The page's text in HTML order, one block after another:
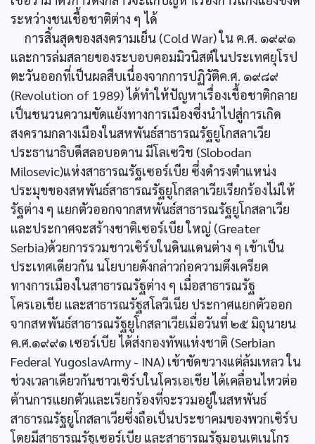
ระหว่างชนเชื้อชาติต่าง ๆ ได้
การสิ้นสุดของสงครามเย็น (Cold War) ใน ค.ศ. ๑๙๙๑
และการล่มสลายของระบอบคอมมิวนิสต์ในประเทศยุโรป
ตะวันออกที่เป็นผลสืบเนื่องจากการปฏิวัติค.ศ. ๑๙๘๙
(Revolution of 1989) ได้ทำให้ปัญหาเรื่องเชื้อชาติกลาย
เป็นชนวนความขัดแย้งทางการเมืองซึ่งนำไปสู่การเกิด
สงครามกลางเมืองในสหพันธ์สาธารณรัฐยูโกสลาเวีย
ประธานาธิบดีสลอบอดาน มีโลเซวิช (Slobodan
Milosevic)แห่งสาธารณรัฐเซอร์เบีย ซึ่งดำรงตำแหน่ง
ประมุขของสหพันธ์สาธารณรัฐยูโกสลาเวียเรียกร้องไม่ให้
รัฐต่าง ๆ แยกตัวออกจากสหพันธ์สาธารณรัฐยูโกสลาเวีย
และประกาศจะสร้างชาติเซอร์เบีย ใหญ่ (Greater
Serbia)ด้วยการรวมชาวเซิร์บในดินแดนต่าง ๆ เข้าเป็น
ประเทศเดียวกัน นโยบายดังกล่าวก่อความตึงเครียด
ทางการเมืองในสาธารณรัฐต่าง ๆ เมื่อสาธารณรัฐ
โครเอเชีย และสาธารณรัฐสโลวีเนีย ประกาศแยกตัวออก
จากสหพันธ์สาธารณรัฐยูโกสลาเวียเมื่อวันที่ ๒๕ มิถุนายน
ค.ศ.๑๙๙๑ เซอร์เบีย ได้ส่งกองทัพแห่งชาติ (Serbian
Federal YugoslavArmy - INA) เข้าขัดขวางแต่ล้มเหลว ใน
ช่วงเวลาเดียวกันชาวเซิร์บในโครเอเชีย ได้เคลื่อนไหวต่อ
ต้านการแยกตัวและเรียกร้องที่จะรวมอยู่ในสหพันธ์
สาธารณรัฐยูโกสลาเวียซึ่งถือเป็นประชาคมของพวกเซิร์บ
โดยมีสาธารณรัฐเซอร์เบีย และสาธารณรัฐมอนเตเนโกร